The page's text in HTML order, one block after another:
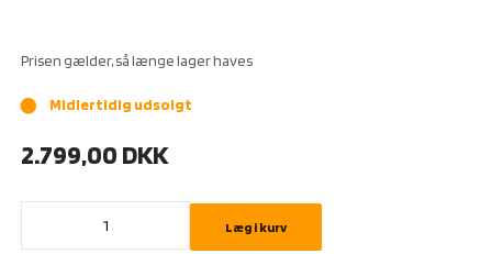
Prisen gælder, så længe lager haves
brightness_1 Midlertidig udsolgt
2.799,00 DKK
Læg i kurv